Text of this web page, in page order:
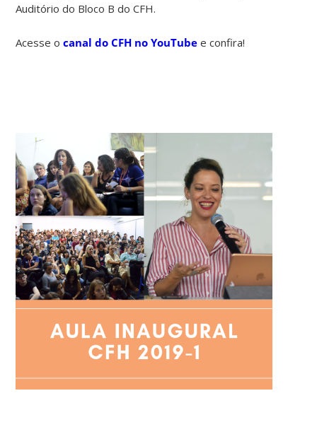
Auditório do Bloco B do CFH.
Acesse ocanal do CFH no YouTube e confira!